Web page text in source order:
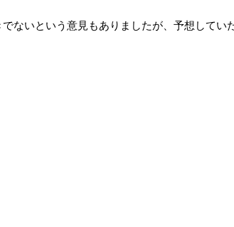
ないという意見もありましたが、予想してい